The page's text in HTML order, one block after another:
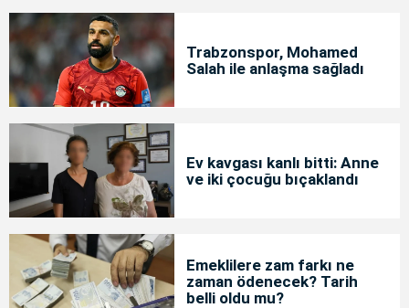
Trabzonspor, Mohamed
Salah ile anlaşma sağladı
Ev kavgası kanlı bitti: Anne
ve iki çocuğu bıçaklandı
Emeklilere zam farkı ne
zaman ödenecek? Tarih
belli oldu mu?